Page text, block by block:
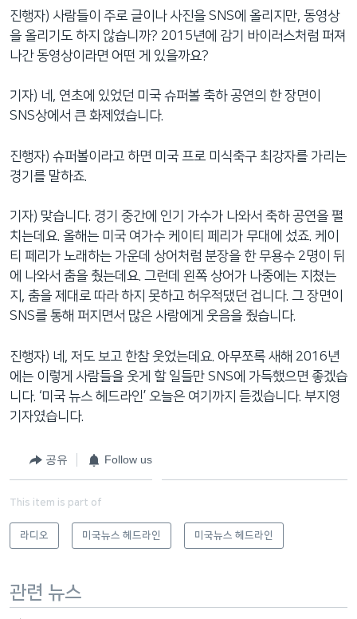
진행자) 사람들이 주로 글이나 사진을 SNS에 올리지만, 동영상
을 올리기도 하지 않습니까? 2015년에 감기 바이러스처럼 퍼져
나간 동영상이라면 어떤 게 있을까요?
기자) 네, 연초에 있었던 미국 슈퍼볼 축하 공연의 한 장면이
SNS상에서 큰 화제였습니다.
진행자) 슈퍼볼이라고 하면 미국 프로 미식축구 최강자를 가리는
경기를 말하죠.
기자) 맞습니다. 경기 중간에 인기 가수가 나와서 축하 공연을 펼
치는데요. 올해는 미국 여가수 케이티 페리가 무대에 섰죠. 케이
티 페리가 노래하는 가운데 상어처럼 분장을 한 무용수 2명이 뒤
에 나와서 춤을 췄는데요. 그런데 왼쪽 상어가 나중에는 지쳤는
지, 춤을 제대로 따라 하지 못하고 허우적댔던 겁니다. 그 장면이
SNS를 통해 퍼지면서 많은 사람에게 웃음을 줬습니다.
진행자) 네, 저도 보고 한참 웃었는데요. 아무쪼록 새해 2016년
에는 이렇게 사람들을 웃게 할 일들만 SNS에 가득했으면 좋겠습
니다. ‘미국 뉴스 헤드라인’ 오늘은 여기까지 듣겠습니다. 부지영
기자였습니다.
공유 Follow us
This item is part of
라디오 미국뉴스 헤드라인 미국뉴스 헤드라인
관련 뉴스